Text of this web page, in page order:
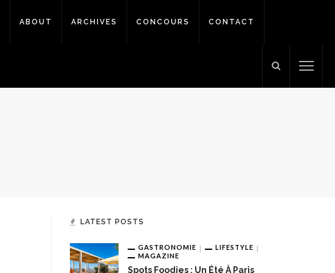
ABOUT ARCHIVES CONCOURS CONTACT
LATEST POSTS
GASTRONOMIE
LIFESTYLE
MAGAZINE
Spots Foodies : Un Été À Paris